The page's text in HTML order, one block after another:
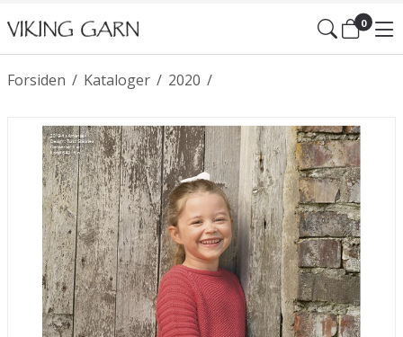
0
/
Forsiden /
Kataloger /
2020